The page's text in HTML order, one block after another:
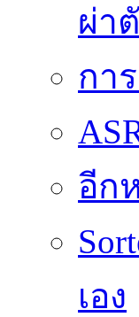
ผ่า
กา
อีก
เอง